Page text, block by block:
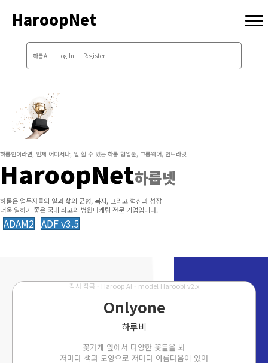
HaroopNet
하룹AI Log In Register
하룹인이라면, 언제 어디서나, 일 할 수 있는 하룹 협업툴, 그룹웨어, 인트라넷
HaroopNet하룹넷
하룹은 업무자들의 일과 삶의 균형, 복지, 그리고 혁신과 성장
더욱 일하기 좋은 국내 최고의 병원마케팅 전문 기업입니다.
ADAM2 ADF v3.5
작사 작곡 - Haroop AI - model Haroobi v2.x
Onlyone
하루비
꽃가게 앞에서 다양한 꽃들을 봐
저마다 색과 모양으로 저마다 아름다움이 있어